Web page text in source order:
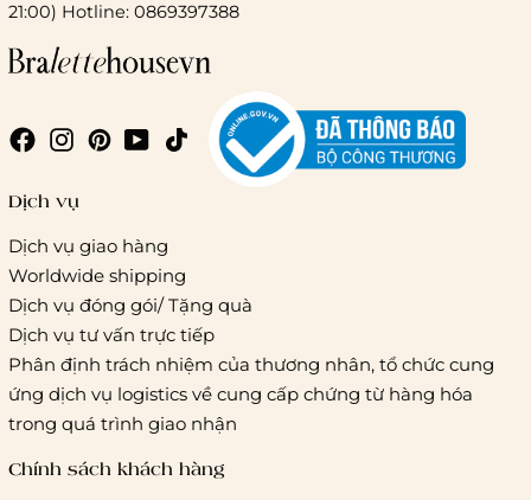
21:00) Hotline: 0869397388
Dịch vụ
Dịch vụ giao hàng
Worldwide shipping
Dịch vụ đóng gói/ Tặng quà
Dịch vụ tư vấn trực tiếp
Phân định trách nhiệm của thương nhân, tổ chức cung
ứng dịch vụ logistics về cung cấp chứng từ hàng hóa
trong quá trình giao nhận
Chính sách khách hàng